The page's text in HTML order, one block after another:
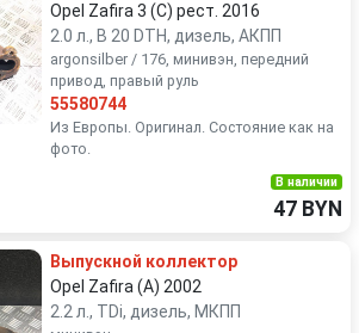
Opel Zafira 3 (C) рест. 2016
2.0 л., B 20 DTH, дизель, АКПП
argonsilber / 176, минивэн, передний
привод, правый руль
55580744
Из Европы. Оригинал. Состояние как на
фото.
В наличии
47 BYN
Выпускной коллектор
Opel Zafira (A) 2002
2.2 л., TDi, дизель, МКПП